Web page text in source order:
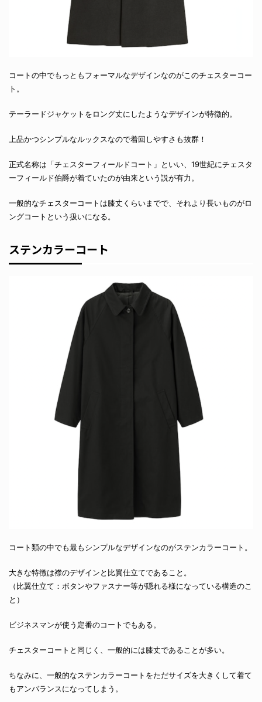
コートの中でもっともフォーマルなデザインなのがこのチェスターコー
ト。
テーラードジャケットをロング丈にしたようなデザインが特徴的。
上品かつシンプルなルックスなので着回しやすさも抜群！
正式名称は「チェスターフィールドコート」といい、19世紀にチェスタ
ーフィールド伯爵が着ていたのが由来という説が有力。
一般的なチェスターコートは膝丈くらいまでで、それより長いものがロ
ングコートという扱いになる。
ステンカラーコート
コート類の中でも最もシンプルなデザインなのがステンカラーコート。
大きな特徴は襟のデザインと比翼仕立てであること。
（比翼仕立て：ボタンやファスナー等が隠れる様になっている構造のこ
と）
ビジネスマンが使う定番のコートでもある。
チェスターコートと同じく、一般的には膝丈であることが多い。
ちなみに、一般的なステンカラーコートをただサイズを大きくして着て
もアンバランスになってしまう。